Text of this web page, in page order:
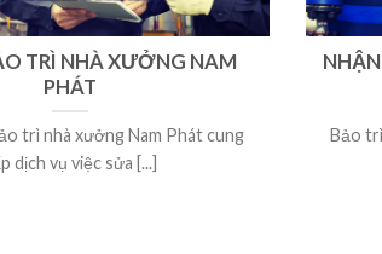
TRÌ NHÀ XƯỞNG NAM
PHÁT
trì nhà xưởng Nam Phát cung
dịch vụ việc sửa [...]
Bảo